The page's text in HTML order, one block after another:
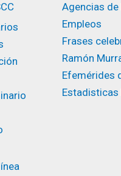
Agencias
Empleos
Frases
Ramón
Efemérides
Estadisticas